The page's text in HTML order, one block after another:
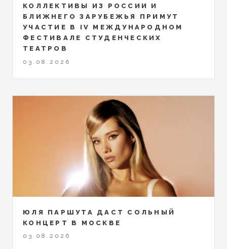
КОЛЛЕКТИВЫ ИЗ РОССИИ И
БЛИЖНЕГО ЗАРУБЕЖЬЯ ПРИМУТ
УЧАСТИЕ В IV МЕЖДУНАРОДНОМ
ФЕСТИВАЛЕ СТУДЕНЧЕСКИХ
ТЕАТРОВ
03.08.2026
ЮЛЯ ПАРШУТА ДАСТ СОЛЬНЫЙ
КОНЦЕРТ В МОСКВЕ
03.08.2026